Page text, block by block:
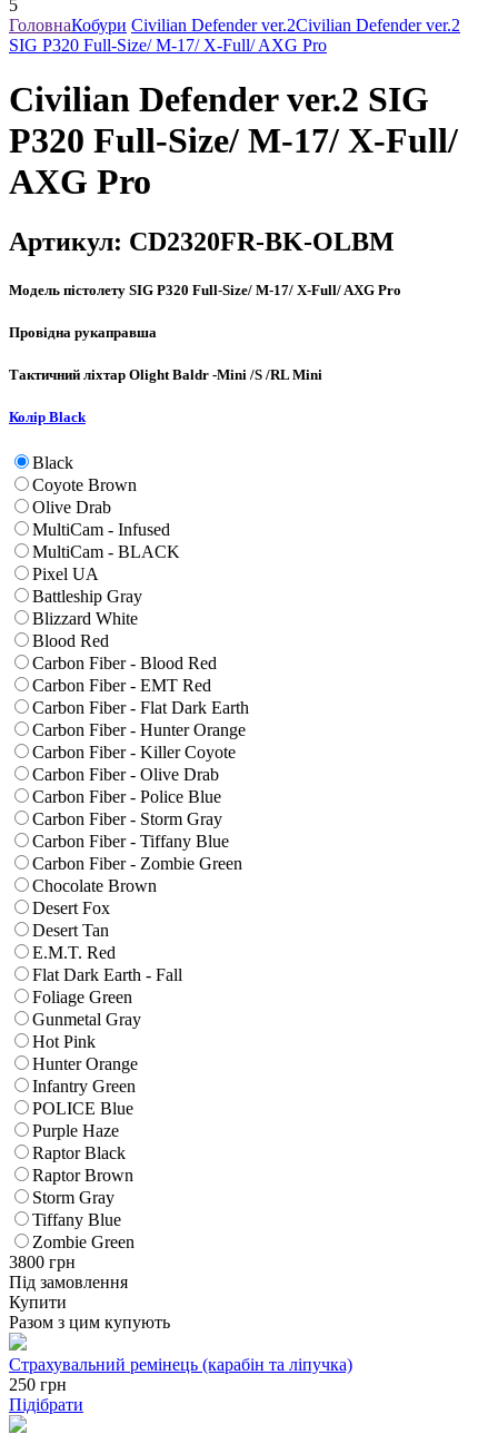
ГоловнаКобури Civilian Defender ver.2Civilian Defender ver.2
SIG P320 Full-Size/ M-17/ X-Full/ AXG Pro
Civilian Defender ver.2 SIG
P320 Full-Size/ M-17/ X-Full/
AXG Pro
Артикул: CD2320FR-BK-OLBM
Модель пістолету SIG P320 Full-Size/ M-17/ X-Full/ AXG Pro
Провідна рукаправша
Тактичний ліхтар Olight Baldr -Mini /S /RL Mini
Колір Black
Black
Coyote Brown
Olive Drab
MultiCam - Infused
MultiCam - BLACK
Pixel UA
Battleship Gray
Blizzard White
Blood Red
Carbon Fiber - Blood Red
Carbon Fiber - EMT Red
Carbon Fiber - Flat Dark Earth
Carbon Fiber - Hunter Orange
Carbon Fiber - Killer Coyote
Carbon Fiber - Olive Drab
Carbon Fiber - Police Blue
Carbon Fiber - Storm Gray
Carbon Fiber - Tiffany Blue
Carbon Fiber - Zombie Green
Chocolate Brown
Desert Fox
Desert Tan
E.M.T. Red
Flat Dark Earth - Fall
Foliage Green
Gunmetal Gray
Hot Pink
Hunter Orange
Infantry Green
POLICE Blue
Purple Haze
Raptor Black
Raptor Brown
Storm Gray
Tiffany Blue
Zombie Green
3800 грн
Під замовлення
Купити
Разом з цим купують
Страхувальний ремінець (карабін та ліпучка)
250 грн
Підібрати